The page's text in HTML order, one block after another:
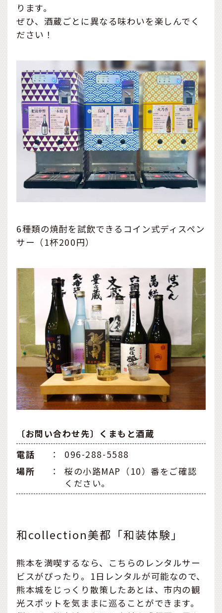
ります。
ぜひ、酒蔵ごとに異なる味わいを楽しんでく
ださい！
6種類の焼酎を試飲できるコイン式ディスペン
サー（1杯200円）
〔お問い合わせ先〕くまもと酒蔵
電話
：
096-288-5588
場所
：
桜の小路MAP（10）番をご確認
ください。
和collection美都「和装体験」
熊本を満喫するなら、こちらのレンタルサー
ビスがぴったり。1日レンタルが可能なので、
熊本城をじっくり散策したあとは、市内の観
光スポットを気ままに巡ることができます。